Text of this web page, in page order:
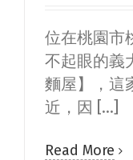
位在桃園市
不起眼的義
麵屋】，這
近，因 [...]
Read More